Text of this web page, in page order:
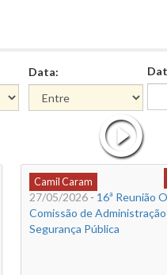
Data:
Camil Caram
27/05/2026- 16ª Reunião
Comissão de
Segurança Pública